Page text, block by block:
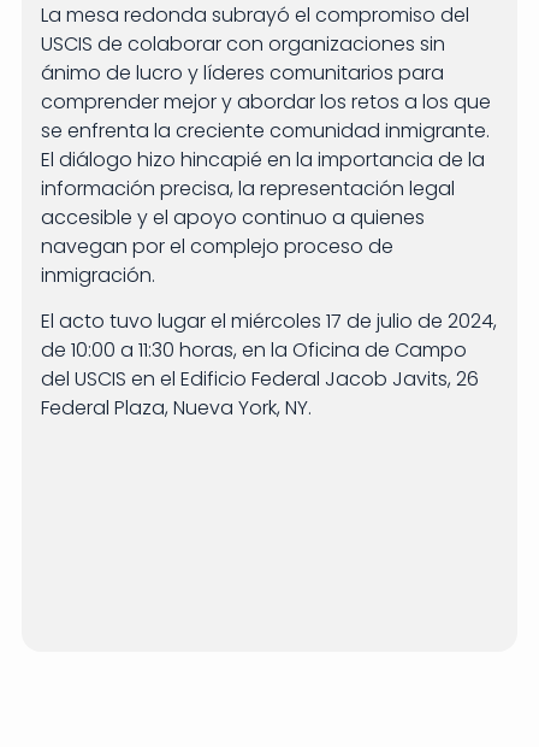
La mesa redonda subrayó el compromiso del
USCIS de colaborar con organizaciones sin
ánimo de lucro y líderes comunitarios para
comprender mejor y abordar los retos a los que
se enfrenta la creciente comunidad inmigrante.
El diálogo hizo hincapié en la importancia de la
información precisa, la representación legal
accesible y el apoyo continuo a quienes
navegan por el complejo proceso de
inmigración.
El acto tuvo lugar el miércoles 17 de julio de 2024,
de 10:00 a 11:30 horas, en la Oficina de Campo
del USCIS en el Edificio Federal Jacob Javits, 26
Federal Plaza, Nueva York, NY.